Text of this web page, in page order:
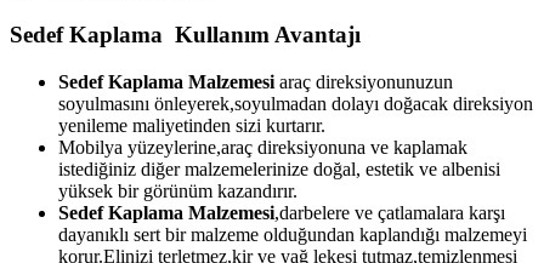
Sedef Kaplama Kullanım Avantajı
Sedef Kaplama Malzemesi araç direksiyonunuzun
soyulmasını önleyerek,soyulmadan dolayı doğacak direksiyon
yenileme maliyetinden sizi kurtarır.
Mobilya yüzeylerine,araç direksiyonuna ve kaplamak
istediğiniz diğer malzemelerinize doğal, estetik ve albenisi
yüksek bir görünüm kazandırır.
Sedef Kaplama Malzemesi,darbelere ve çatlamalara karşı
dayanıklı sert bir malzeme olduğundan kaplandığı malzemeyi
korur.Elinizi terletmez,kir ve yağ lekesi tutmaz,temizlenmesi